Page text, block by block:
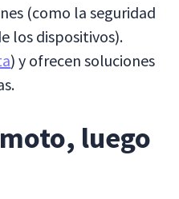
(como la seguridad
los dispositivos).
) y ofrecen soluciones
luego